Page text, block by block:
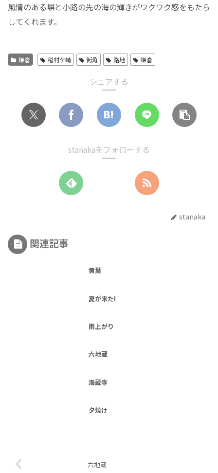
風情のある塀と小路の先の海の輝きがワクワク感をもたら
してくれます。
鎌倉 稲村ケ崎 街角 路地 鎌倉
シェアする
stanakaをフォローする
stanaka
関連記事
黄葉
夏が来た!
雨上がり
六地蔵
海蔵寺
夕焼け
六地蔵